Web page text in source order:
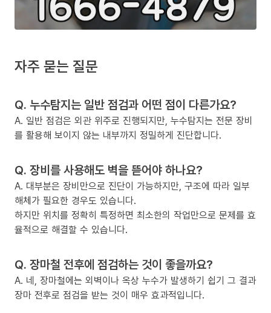
자주 묻는 질문
Q. 누수탐지는 일반 점검과 어떤 점이 다른가요?
A. 일반 점검은 외관 위주로 진행되지만, 누수탐지는 전문 장비
를 활용해 보이지 않는 내부까지 정밀하게 진단합니다.
Q. 장비를 사용해도 벽을 뜯어야 하나요?
A. 대부분은 장비만으로 진단이 가능하지만, 구조에 따라 일부
해체가 필요한 경우도 있습니다.
하지만 위치를 정확히 특정하면 최소한의 작업만으로 문제를 효
율적으로 해결할 수 있습니다.
Q. 장마철 전후에 점검하는 것이 좋을까요?
A. 네, 장마철에는 외벽이나 옥상 누수가 발생하기 쉽기 그 결과
장마 전후로 점검을 받는 것이 매우 효과적입니다.